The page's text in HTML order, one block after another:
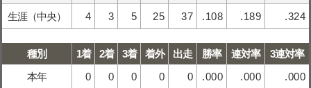
生涯（中央） 4 3 5 25 37 .108 .189 .324
種別 1着 2着 3着 着外 出走 勝率 連対率
3連対率
本年
0 0 0 0 0 .000 .000 .000